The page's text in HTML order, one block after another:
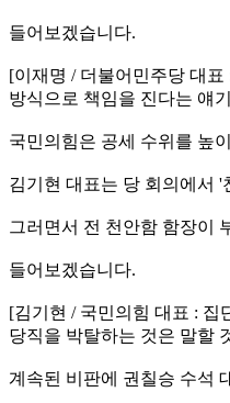
들어보겠습니다.
[이재명 / 더불어민주당 대
방식으로 책임을 진다는 얘
국민의힘은 공세 수위를 높
김기현 대표는 당 회의에서
그러면서 전 천안함 함장이
들어보겠습니다.
[김기현 / 국민의힘 대표 : 집
당직을 박탈하는 것은 말할
계속된 비판에 권칠승 수석